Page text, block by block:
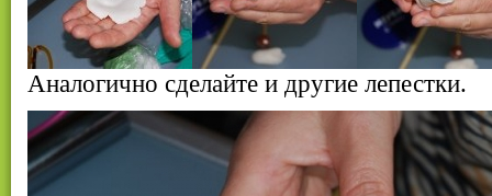
Аналогично сделайте и другие лепестки.